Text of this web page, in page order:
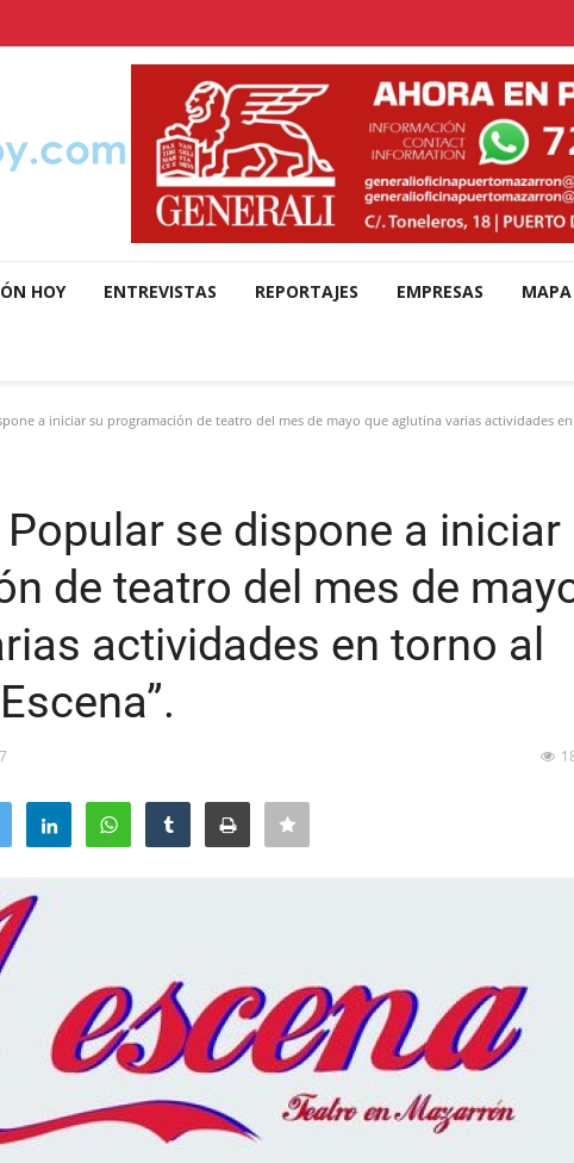
HOY ENTREVISTAS REPORTAJES EMPRESAS
a iniciar su programación de teatro del mes de mayo que aglutina varias actividades en
se dispone a iniciar
de teatro del mes de
actividades en torno al